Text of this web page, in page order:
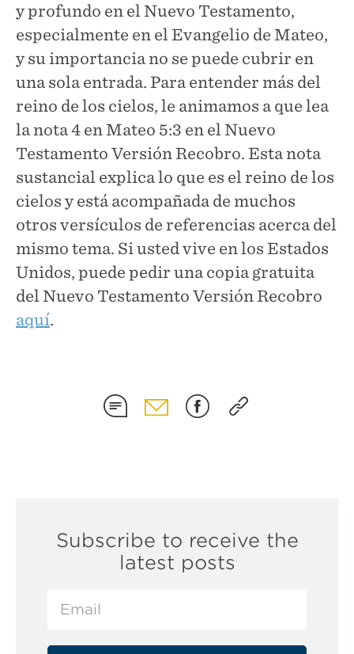
y profundo en el Nuevo Testamento,
especialmente en el Evangelio de Mateo,
y su importancia no se puede cubrir en
una sola entrada. Para entender más del
reino de los cielos, le animamos a que lea
la nota 4 en Mateo 5:3 en el Nuevo
Testamento Versión Recobro. Esta nota
sustancial explica lo que es el reino de los
cielos y está acompañada de muchos
otros versículos de referencias acerca del
mismo tema. Si usted vive en los Estados
Unidos, puede pedir una copia gratuita
del Nuevo Testamento Versión Recobro
aquí.
Subscribe to receive the
latest posts